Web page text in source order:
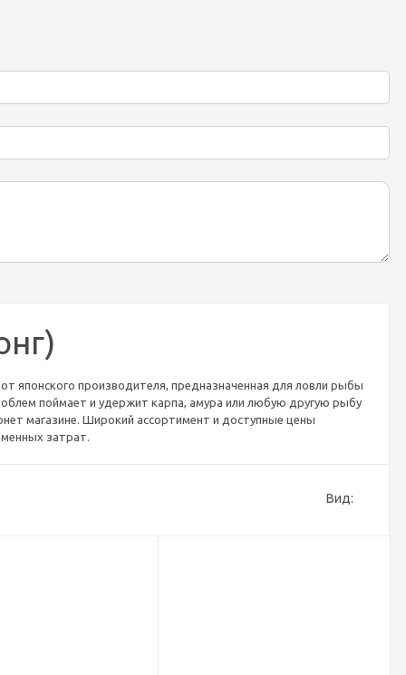
японского производителя, предназначенная для ловли рыбы
поймает и удержит карпа, амура или любую другую рыбу
магазине. Широкий ассортимент и доступные цены
затрат.
Вид: